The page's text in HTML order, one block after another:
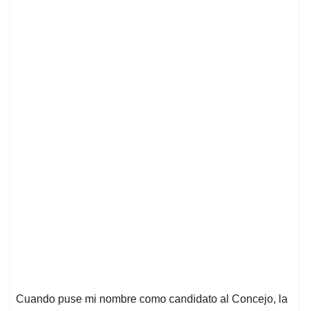
Cuando puse mi nombre como candidato al Concejo, la